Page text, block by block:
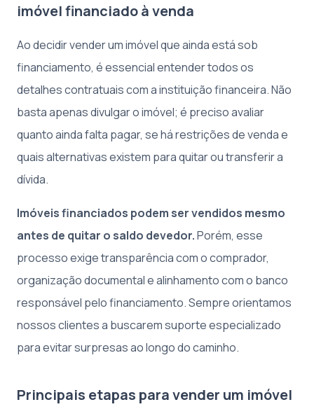
imóvel financiado à venda
Ao decidir vender um imóvel que ainda está sob
financiamento, é essencial entender todos os
detalhes contratuais com a instituição financeira. Não
basta apenas divulgar o imóvel; é preciso avaliar
quanto ainda falta pagar, se há restrições de venda e
quais alternativas existem para quitar ou transferir a
dívida.
Imóveis financiados podem ser vendidos mesmo
antes de quitar o saldo devedor.Porém, esse
processo exige transparência com o comprador,
organização documental e alinhamento com o banco
responsável pelo financiamento. Sempre orientamos
nossos clientes a buscarem suporte especializado
para evitar surpresas ao longo do caminho.
Principais etapas para vender um imóvel